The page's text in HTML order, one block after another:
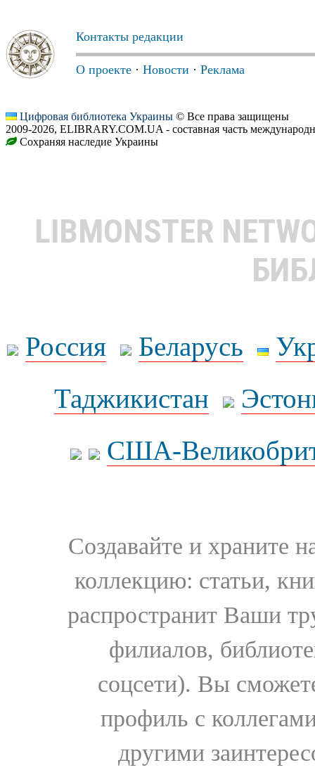
Контакты редакции
О проекте · Новости · Реклама
Цифровая библиотека Украины © Все права защищены
2009-2026, ELIBRARY.COM.UA - составная часть
Сохраняя наследие Украины
LIBMONSTER
Россия Беларусь
Таджикистан
США-
Создавайте и храните
коллекцию: статьи,
распространит Ваши
филиалов,
соцсети). Вы
профиль с
другими